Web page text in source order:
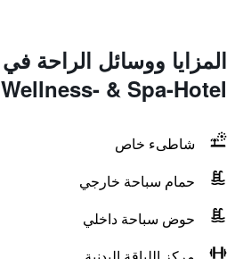
Wellness- & Spa-Hotel
شاطىء خاص
حمام سباحة خارجي
حوض سباحة داخلي